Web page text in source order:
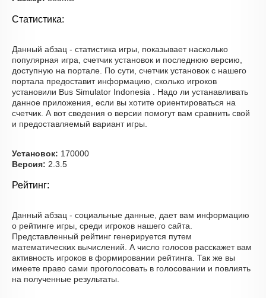
Статистика:
Данный абзац - статистика игры, показывает насколько
популярная игра, счетчик установок и последнюю версию,
доступную на портале. По сути, счетчик установок с нашего
портала предоставит информацию, сколько игроков
установили Bus Simulator Indonesia . Надо ли устанавливать
данное приложения, если вы хотите ориентироваться на
счетчик. А вот сведения о версии помогут вам сравнить свой
и предоставляемый вариант игры.
Установок: 170000
Версия: 2.3.5
Рейтинг:
Данный абзац - социальные данные, дает вам информацию
о рейтинге игры, среди игроков нашего сайта.
Представленный рейтинг генерируется путем
математических вычислений. А число голосов расскажет вам
активность игроков в формировании рейтинга. Так же вы
имеете право сами проголосовать в голосовании и повлиять
на полученные результаты.